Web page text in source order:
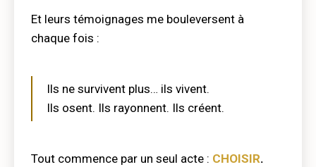
Et leurs témoignages me bouleversent à
chaque fois :
Ils ne survivent plus… ils vivent.
Ils osent. Ils rayonnent. Ils créent.
Tout commence par un seul acte : CHOISIR.